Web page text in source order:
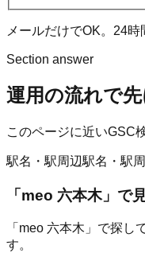
メールだけでOK。24
Section answer
運用の流れで
このページに近いGSC
駅名・駅周辺駅名・駅
「meo 六本木」で
「meo 六本木」で探
す。